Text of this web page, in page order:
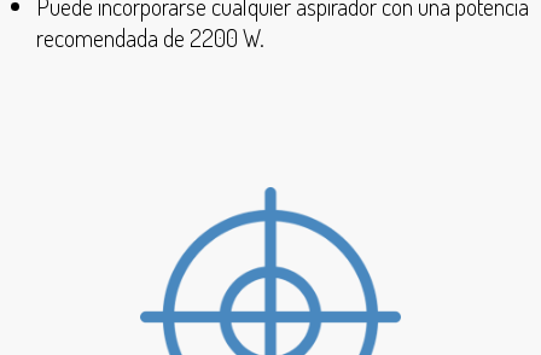
recomendada de 2200 W.